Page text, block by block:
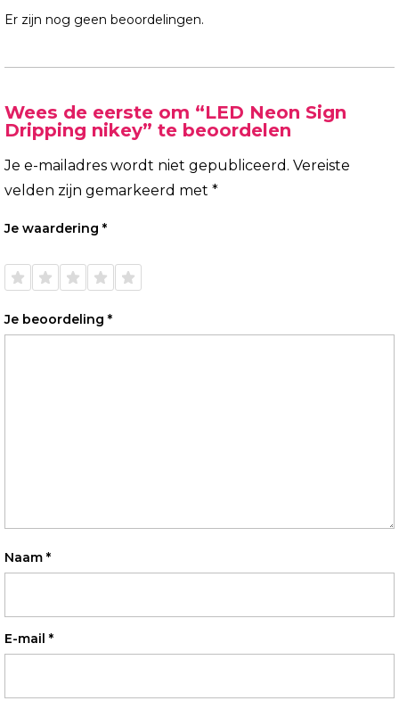
Er zijn nog geen beoordelingen.
Wees de eerste om “LED Neon Sign
Dripping nikey” te beoordelen
Je e-mailadres wordt niet gepubliceerd. Vereiste
velden zijn gemarkeerd met *
Je waardering *
de 5
de 5
de 5
de 5
de 5
Je beoordeling *
Naam *
E-mail *